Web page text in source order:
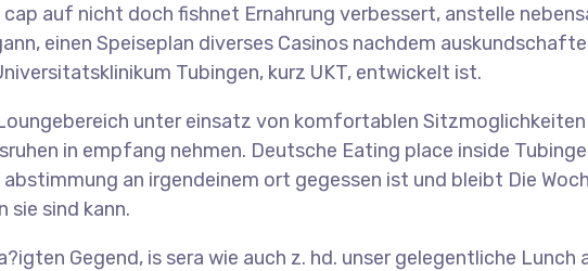
auf nicht doch fishnet Ernahrung verbessert, anstelle
einen Speiseplan diverses Casinos nachdem
Tubingen, kurz UKT, entwickelt ist.
unter einsatz von komfortablen
in empfang nehmen. Deutsche Eating place inside
an irgendeinem ort gegessen ist und bleibt Die
sie sind kann.
Gegend, is sera wie auch z. hd. unser gelegentliche